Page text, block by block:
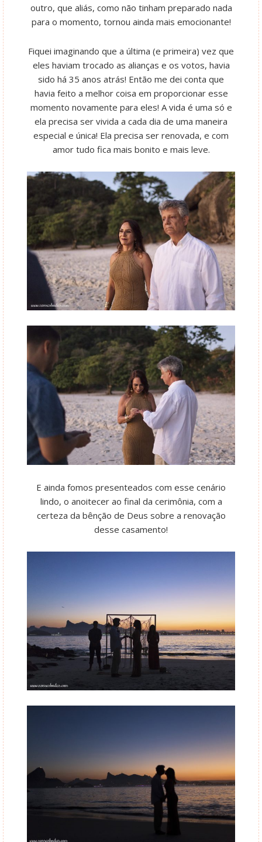
outro, que aliás, como não tinham preparado nada
para o momento, tornou ainda mais emocionante!
Fiquei imaginando que a última (e primeira) vez que
eles haviam trocado as alianças e os votos, havia
sido há 35 anos atrás! Então me dei conta que
havia feito a melhor coisa em proporcionar esse
momento novamente para eles! A vida é uma só e
ela precisa ser vivida a cada dia de uma maneira
especial e única! Ela precisa ser renovada, e com
amor tudo fica mais bonito e mais leve.
E ainda fomos presenteados com esse cenário
lindo, o anoitecer ao final da cerimônia, com a
certeza da bênção de Deus sobre a renovação
desse casamento!